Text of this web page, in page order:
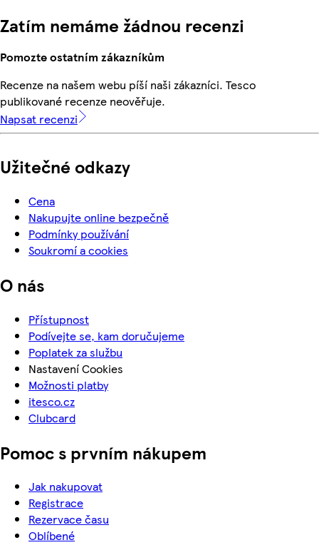
Zatím nemáme žádnou recenzi
Pomozte ostatním zákazníkům
Recenze na našem webu píší naši zákazníci. Tesco
publikované recenze neověřuje.
Napsat recenzi
Užitečné odkazy
Cena
Nakupujte online bezpečně
Podmínky používání
Soukromí a cookies
O nás
Přístupnost
Podívejte se, kam doručujeme
Poplatek za službu
Nastavení Cookies
Možnosti platby
itesco.cz
Clubcard
Pomoc s prvním nákupem
Jak nakupovat
Registrace
Rezervace času
Oblíbené